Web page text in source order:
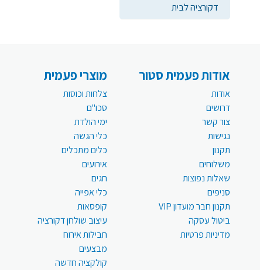
דקורציה לבית
אודות פעמית סטור
אודות
דרושים
צור קשר
נגישות
תקנון
משלוחים
שאלות נפוצות
סניפים
תקנון חבר מועדון VIP
ביטול עסקה
מדיניות פרטיות
מוצרי פעמית
צלחות וכוסות
סכו"ם
ימי הולדת
כלי הגשה
כלים מתכלים
אירועים
חגים
כלי אפייה
קופסאות
עיצוב שולחן דקורציה
חבילות אירוח
מבצעים
קולקציה חדשה